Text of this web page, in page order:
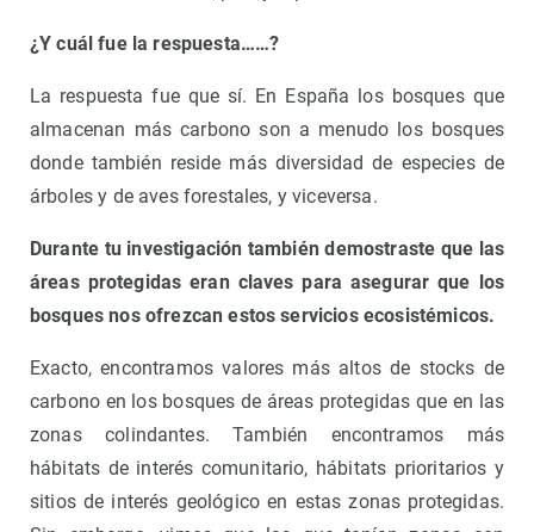
¿Y cuál fue la respuesta……?
La respuesta fue que sí. En España los bosques que
almacenan más carbono son a menudo los bosques
donde también reside más diversidad de especies de
árboles y de aves forestales, y viceversa.
Durante tu investigación también demostraste que las
áreas protegidas eran claves para asegurar que los
bosques nos ofrezcan estos servicios ecosistémicos.
Exacto, encontramos valores más altos de stocks de
carbono en los bosques de áreas protegidas que en las
zonas colindantes. También encontramos más
hábitats de interés comunitario, hábitats prioritarios y
sitios de interés geológico en estas zonas protegidas.